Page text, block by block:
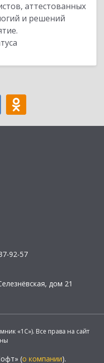
аттестованных
и решений
92-57
дом 21
«1С»). Все права на сайт
(о компании).